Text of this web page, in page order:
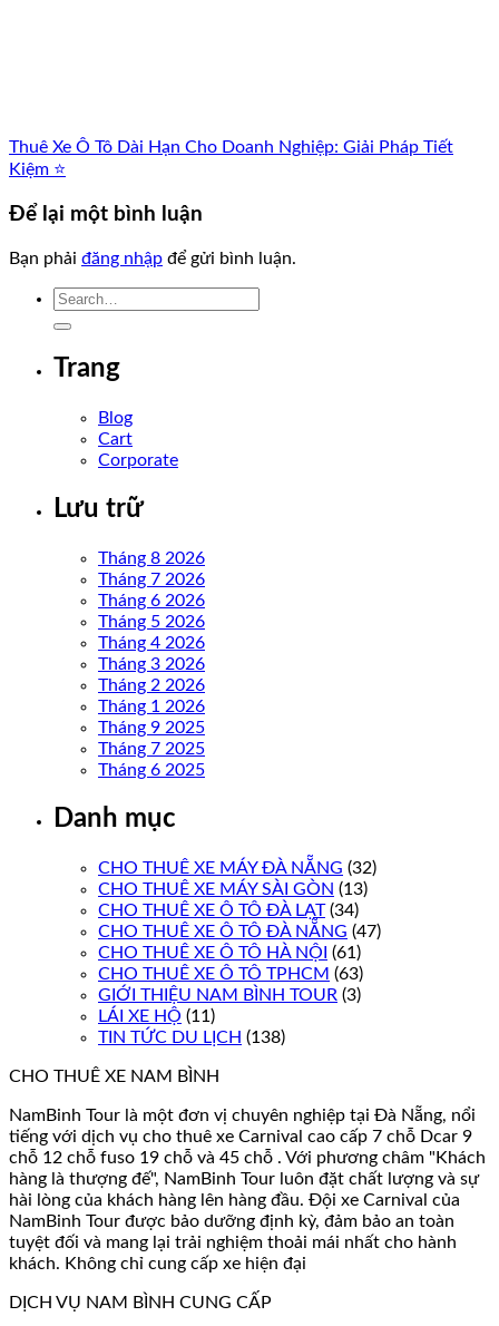
Thuê Xe Ô Tô Dài Hạn Cho Doanh Nghiệp: Giải Pháp Tiết
Kiệm ⭐
Để lại một bình luận
Bạn phải đăng nhập để gửi bình luận.
Trang
Blog
Cart
Corporate
Lưu trữ
Tháng 8 2026
Tháng 7 2026
Tháng 6 2026
Tháng 5 2026
Tháng 4 2026
Tháng 3 2026
Tháng 2 2026
Tháng 1 2026
Tháng 9 2025
Tháng 7 2025
Tháng 6 2025
Danh mục
CHO THUÊ XE MÁY ĐÀ NẴNG (32)
CHO THUÊ XE MÁY SÀI GÒN (13)
CHO THUÊ XE Ô TÔ ĐÀ LẠT(34)
CHO THUÊ XE Ô TÔ ĐÀ NẴNG (47)
CHO THUÊ XE Ô TÔ HÀ NỘI (61)
CHO THUÊ XE Ô TÔ TPHCM (63)
GIỚI THIỆU NAM BÌNH TOUR (3)
LÁI XE HỘ (11)
TIN TỨC DU LỊCH (138)
CHO THUÊ XE NAM BÌNH
NamBinh Tour là một đơn vị chuyên nghiệp tại Đà Nẵng, nổi
tiếng với dịch vụ cho thuê xe Carnival cao cấp 7 chỗ Dcar 9
chỗ 12 chỗ fuso 19 chỗ và 45 chỗ . Với phương châm "Khách
hàng là thượng đế", NamBinh Tour luôn đặt chất lượng và sự
hài lòng của khách hàng lên hàng đầu. Đội xe Carnival của
NamBinh Tour được bảo dưỡng định kỳ, đảm bảo an toàn
tuyệt đối và mang lại trải nghiệm thoải mái nhất cho hành
khách. Không chỉ cung cấp xe hiện đại
DỊCH VỤ NAM BÌNH CUNG CẤP